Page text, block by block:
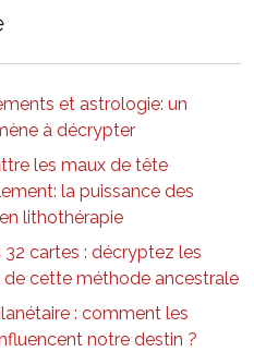
et astrologie: un
à décrypter
les maux de tête
la puissance des
lithothérapie
32 cartes : décryptez les
de cette méthode ancestrale
: comment les
notre destin ?